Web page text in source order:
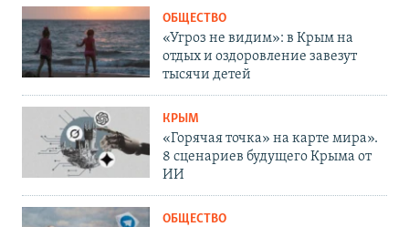
ОБЩЕСТВО
«Угроз не видим»: в Крым на
отдых и оздоровление завезут
тысячи детей
КРЫМ
«Горячая точка» на карте мира».
8 сценариев будущего Крыма от
ИИ
ОБЩЕСТВО